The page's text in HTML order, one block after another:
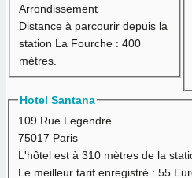
Arrondissement
Distance à parcourir depuis la
station La Fourche : 400
mètres.
Hotel Santana
109 Rue Legendre
75017 Paris
L'hôtel est à 310 mètresde la
Le meilleur tarif enregistré : 55